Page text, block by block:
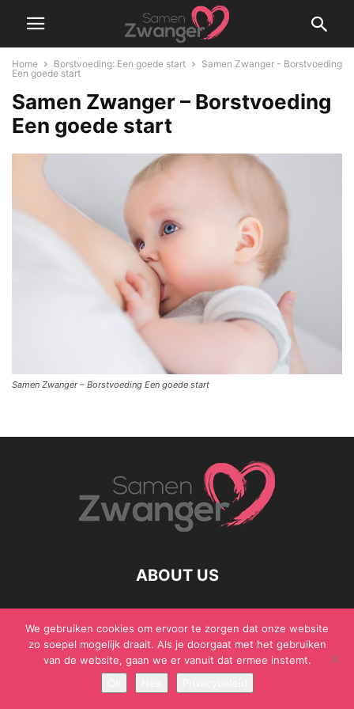
Home Borstvoeding: Een goede start
Samen Zwanger - Borstvoeding
Een goede start
Samen Zwanger – Borstvoeding
Een goede start
Samen Zwanger – Borstvoeding Een goede start
ABOUT US
© Samen Zwanger - Copyright - Gericht Media 2017 - 2021
We gebruiken cookies om ervoor te zorgen dat onze website
zo soepel mogelijk draait. Als je doorgaat met het gebruiken
van de website, gaan we er vanuit dat ermee instemt.